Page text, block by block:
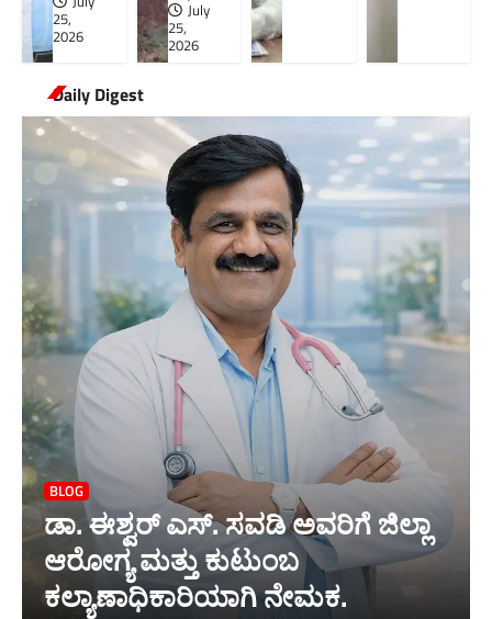
25,
2026
July
25,
2026
Daily Digest
BLOG
ಡಾ. ಈಶ್ವರ್ ಎಸ್. ಸವಡಿ ಅವರಿಗೆ ಜಿಲ್ಲಾ
ಆರೋಗ್ಯ ಮತ್ತು ಕುಟುಂಬ
ಕಲ್ಯಾಣಾಧಿಕಾರಿಯಾಗಿ ನೇಮಕ.